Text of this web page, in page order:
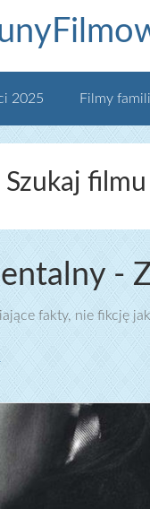
2025 Filmy
Szukaj filmu
-
fakty, nie fikcję